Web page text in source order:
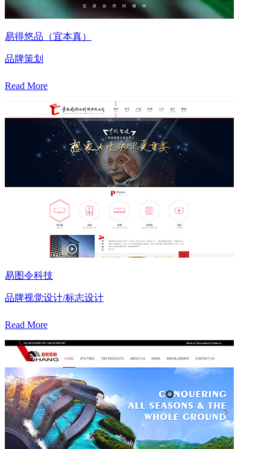
易得悠品（宜本真）
品牌策划
Read More
易图令科技
品牌视觉设计/标志设计
Read More